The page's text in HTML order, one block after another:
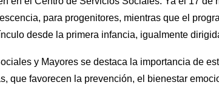
para progenitores, mientras que el
desde la primera infancia, igualmente
y Mayores se destaca la importancia de
que favorecen la prevención, el bienestar